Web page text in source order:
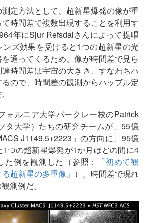
定方法として、超新星爆発の像が重
時間差で複数出現することを利用す
年にSjur Refsdalさんによって提唱
ンズ効果を受けると1つの超新星の光
通ってくるため、像が時間差で見ら
時間差は宇宙の大きさ、すなわちハ
ので、時間差の観測からハッブル定
ォルニア大学バークレー校のPatrick
タ大学）たちの研究チームが、55億
J1149.5+2223」の方向に、95億
つの超新星爆発が1か月ほどの間に4
例を観測した（参照：
「初めて観
超新星の多重像」 ）。時間差で現れ
測例だ。